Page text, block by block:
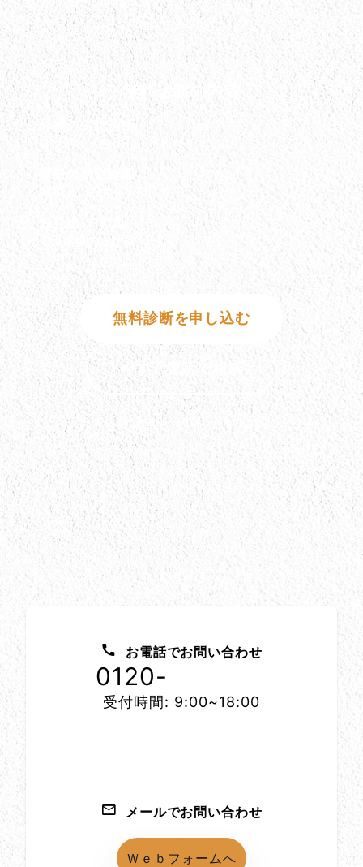
ませんか？
無料診断の内容
外壁の劣化診断
ひび割れ・色褪せ・汚れをチェック
雨漏りリスクを事前に発見
適正価格でご提案
無料診断を申し込む
今すぐ電話で相談
営業時間: 9:00〜18:00（年中無休）
お電話でお問い合わせ
0120-
受付時間: 9:00~18:00
メールでお問い合わせ
Ｗｅｂフォームへ